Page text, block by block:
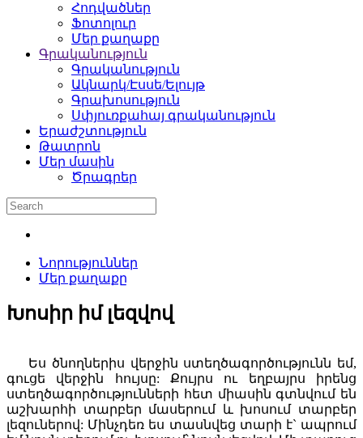
Հոդվածներ
Ֆոտոլուր
Մեր քաղաքը
Գրականություն
Գրականություն
Ակնարկ/Էսսե/Ելույթ
Գրախոսություն
Սփյուռքահայ գրականություն
Երաժշտություն
Թատրոն
Մեր մասին
Ծրագրեր
Նորություններ
Մեր քաղաքը
Խոսիր իմ լեզվով
Ես ծնողներիս վերջին ստեղծագործությունն եմ,
գուցե վերջին հույսը: Քույրս ու եղբայրս իրենց
ստեղծագործությունների հետ միասին գտնվում են
աշխարհի տարբեր մասերում և խոսում տարբեր
լեզուներով: Մինչդեռ ես տասնվեց տարի է` ապրում